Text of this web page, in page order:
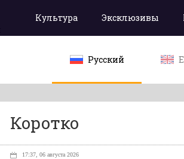
Культура Эксклюзивы
Русский
Коротко
17:37, 06 августа 2026